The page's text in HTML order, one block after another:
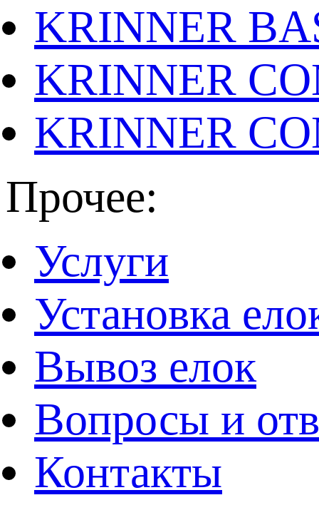
KRINNER
KRINNER
KRINNER
Прочее:
Услуги
Установка
Вывоз елок
Вопросы и
Контакты